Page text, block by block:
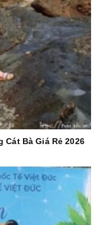
Bà Giá Rẻ 2026